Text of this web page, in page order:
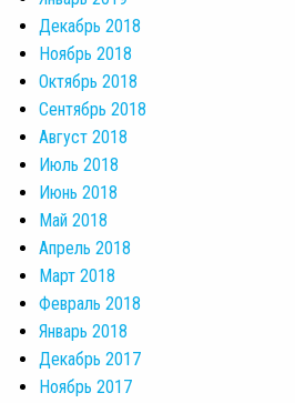
Декабрь 2018
Ноябрь 2018
Октябрь 2018
Сентябрь 2018
Август 2018
Июль 2018
Июнь 2018
Май 2018
Апрель 2018
Март 2018
Февраль 2018
Январь 2018
Декабрь 2017
Ноябрь 2017